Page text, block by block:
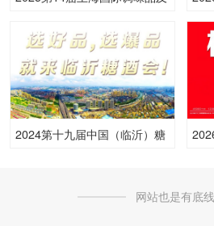
名
2024第十九届中国（临沂）糖
网站也是有底